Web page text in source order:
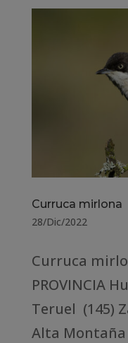
Curruca mirlona
28/Dic/2022
Curruca
PROVINCIA
Teruel (145)
Alta